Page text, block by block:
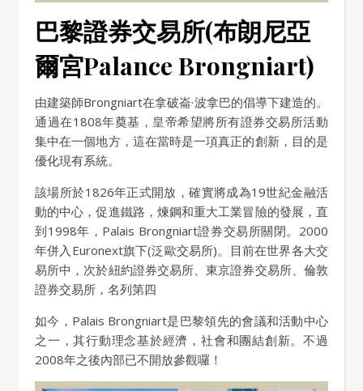
巴黎證券交易所(布朗尼亞
爾宮Palance Brongniart)
由建築師Brongniart在拿破崙·波拿巴的倡導下建造的。
通過在1808年奠基，皇帝希望將所有證券交易所活動
集中在一個地方，這在當時是一項真正的創新，目的是
優化現有系統。
該場所於1826年正式開放，確實將成為19世紀金融活
動的中心，促進鐵路，煉鋼和重大工業冒險的發展，直
到1998年，Palais Brongniart證券交易所關閉。2000
年併入Euronext旗下(泛歐交易所)。目前在世界各大交
易所中，次於紐約證券交易所、東京證券交易所、倫敦
證券交易所，名列第四
如今，Palais Brongniart是巴黎領先的會議和活動中心
之一，其行動理念基於經濟，社會和團結創新。不過
2008年之後內部已不開放參觀囉！